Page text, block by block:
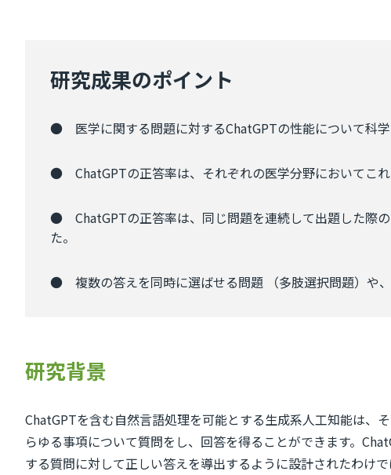
研究成果のポイント
● 医学に関する問題に対するChatGPTの性能について科学
● ChatGPTの正答率は、それぞれの医学分野においてこれ
● ChatGPTの正答率は、同じ問題を連続して出題した際
た。
● 複数の答えを同時に選ばせる問題 （多肢選択問題）や
研究背景
ChatGPTを含む自然言語処理を可能とする生成系人工知能は、
らゆる事項について質問をし、回答を得ることができます。
する質問に対して正しい答えを導出するように設計されたわけ